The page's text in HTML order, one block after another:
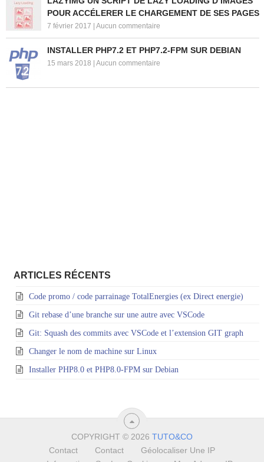
POUR ACCÉLERER LE CHARGEMENT DE SES PAGES
7 février 2017 Aucun commentaire
INSTALLER PHP7.2 ET PHP7.2-FPM SUR DEBIAN
15 mars 2018 Aucun commentaire
ARTICLES RÉCENTS
Code promo / code parrainage TotalEnergies (ex Direct energie)
Git rebase d’une branche sur une autre avec VSCode
Git: Squash des commits avec VSCode et l’extension GIT graph
Changer le nom de machine sur Linux
Installer PHP8.0 et PHP8.0-FPM sur Debian
COPYRIGHT © 2026 TUTO&CO
Contact
Contact
Géolocaliser Une IP